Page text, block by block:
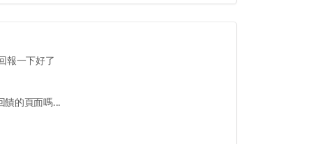
報一下好了
饋的頁面嗎...